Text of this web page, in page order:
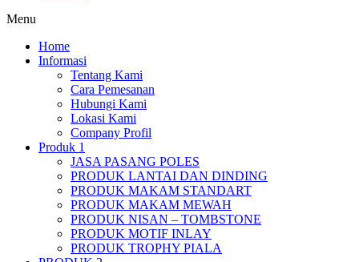
Menu
Home
Informasi
Tentang Kami
Cara Pemesanan
Hubungi Kami
Lokasi Kami
Company Profil
Produk 1
JASA PASANG POLES
PRODUK LANTAI DAN DINDING
PRODUK MAKAM STANDART
PRODUK MAKAM MEWAH
PRODUK NISAN – TOMBSTONE
PRODUK MOTIF INLAY
PRODUK TROPHY PIALA